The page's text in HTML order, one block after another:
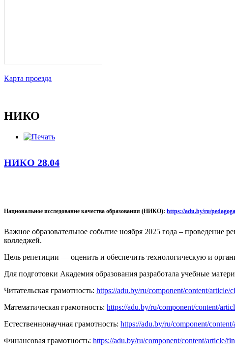
Карта проезда
НИКО
НИКО 28.04
Национальное исследование качества образования (НИКО): https://adu.by/ru/
Важное образовательное событие ноября 2025 года – проведение
колледжей.
Цель репетиции — оценить и обеспечить технологическую и
Для подготовки Академия образования разработала учебные
Читательская грамотность: https://adu.by/ru/component/content/
Математическая грамотность: https://adu.by/ru/component/content/
Естественнонаучная грамотность: https://adu.by/ru/component/
Финансовая грамотность: https://adu.by/ru/component/content/article/